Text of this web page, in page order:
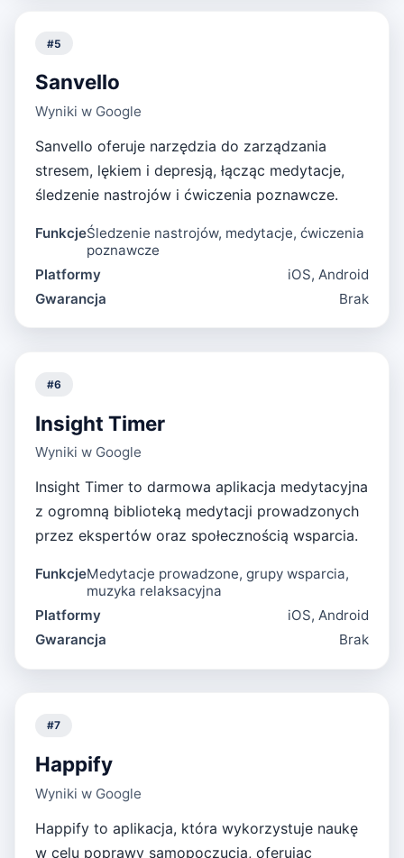
#5
Sanvello
Wyniki w Google
Sanvello oferuje narzędzia do zarządzania
stresem, lękiem i depresją, łącząc medytacje,
śledzenie nastrojów i ćwiczenia poznawcze.
FunkcjeŚledzenie nastrojów, medytacje, ćwiczenia
poznawcze
Platformy
iOS, Android
Gwarancja
Brak
#6
Insight Timer
Wyniki w Google
Insight Timer to darmowa aplikacja medytacyjna
z ogromną biblioteką medytacji prowadzonych
przez ekspertów oraz społecznością wsparcia.
FunkcjeMedytacje prowadzone, grupy wsparcia,
muzyka relaksacyjna
Platformy
iOS, Android
Gwarancja
Brak
#7
Happify
Wyniki w Google
Happify to aplikacja, która wykorzystuje naukę
w celu poprawy samopoczucia, oferując